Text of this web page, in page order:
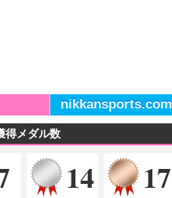
nikkansports.com
得メダル数
金メダル 銀メダル
14 17